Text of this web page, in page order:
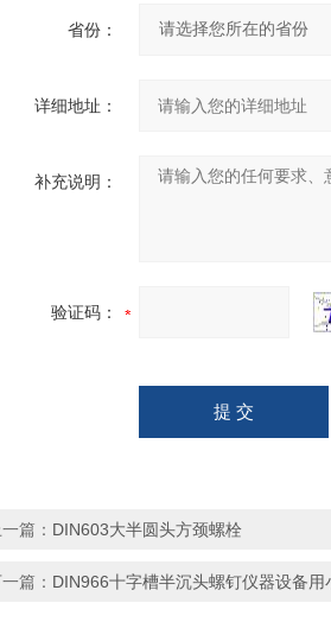
省份：
详细地址：
补充说明：
验证码：
一篇： DIN603大半圆头方颈螺栓
篇： DIN966十字槽半沉头螺钉仪器设备用